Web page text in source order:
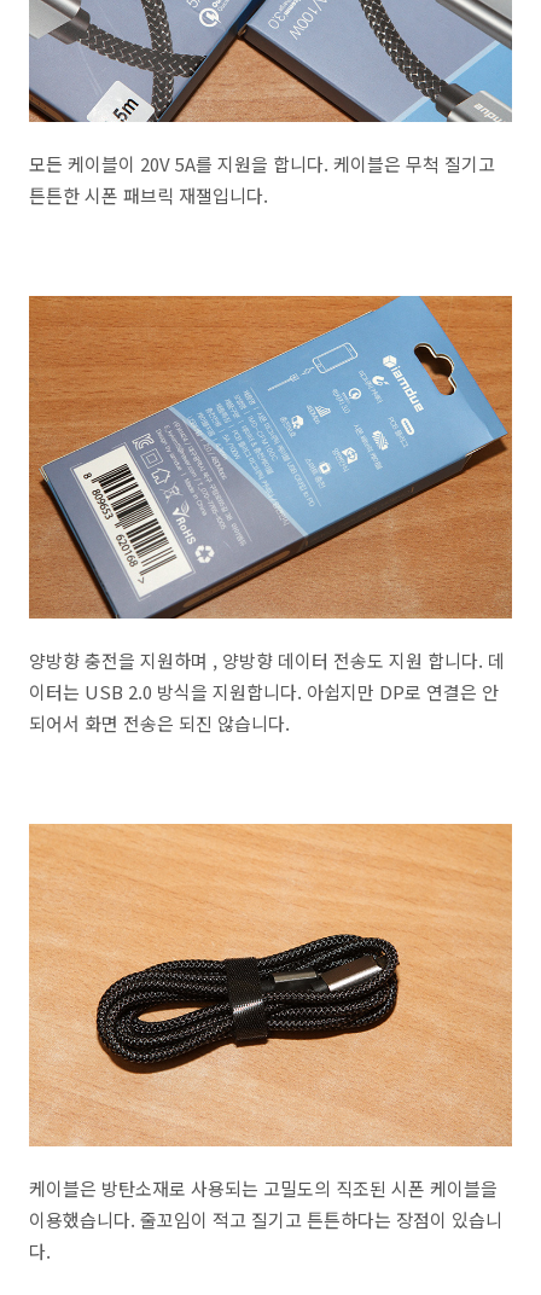
모든 케이블이 20V 5A를 지원을 합니다. 케이블은 무척 질기고
튼튼한 시폰 패브릭 재잴입니다.
양방향 충전을 지원하며 , 양방향 데이터 전송도 지원 합니다. 데
이터는 USB 2.0 방식을 지원합니다. 아쉽지만 DP로 연결은 안
되어서 화면 전송은 되진 않습니다.
케이블은 방탄소재로 사용되는 고밀도의 직조된 시폰 케이블을
이용했습니다. 줄꼬임이 적고 질기고 튼튼하다는 장점이 있습니
다.